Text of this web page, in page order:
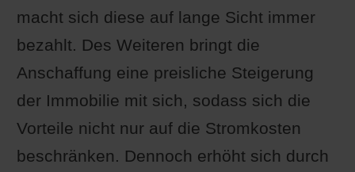
macht sich diese auf lange Sicht immer
bezahlt. Des Weiteren bringt die
Anschaffung eine preisliche Steigerung
der Immobilie mit sich, sodass sich die
Vorteile nicht nur auf die Stromkosten
beschränken. Dennoch erhöht sich durch